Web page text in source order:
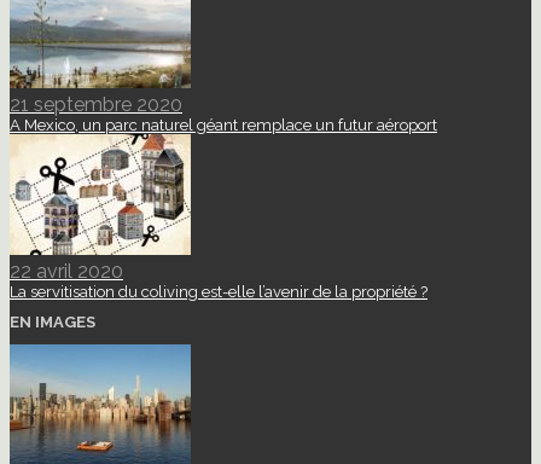
21 septembre 2020
A Mexico, un parc naturel géant remplace un futur aéroport
22 avril 2020
La servitisation du coliving est-elle l’avenir de la propriété ?
EN IMAGES